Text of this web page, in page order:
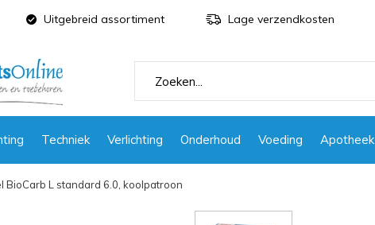
Techniek Verlichting Onderhoud Voeding Apotheek
Uitgebreid assortiment Lage verzendkosten
BioCarb L standard 6.0, koolpatroon